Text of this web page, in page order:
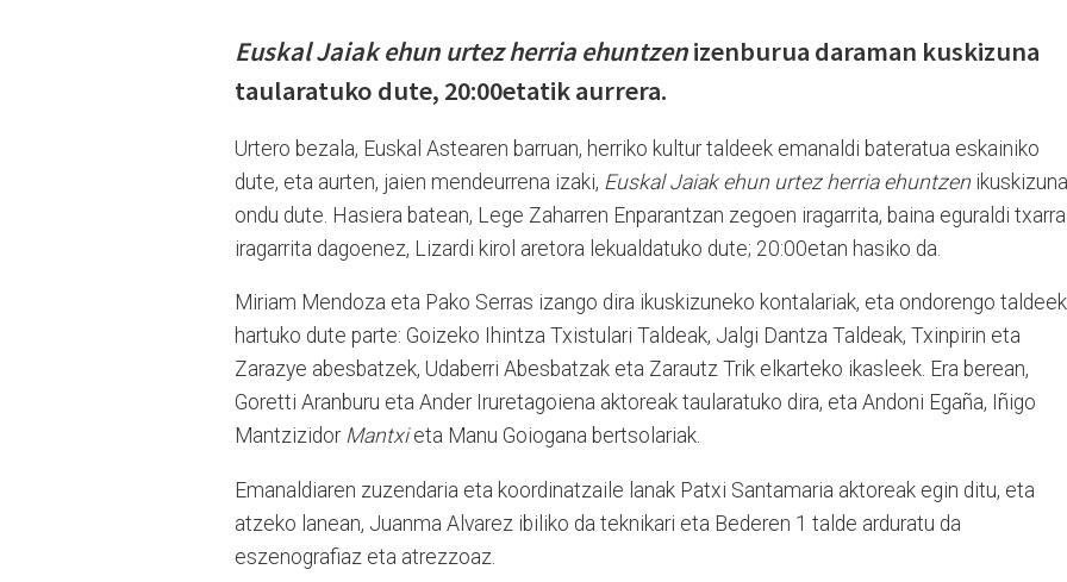
Euskal Jaiak ehun urtez herria ehuntzenizenburua daraman kuskizuna
taularatuko dute, 20:00etatik aurrera.
Urtero bezala, Euskal Astearen barruan, herriko kultur taldeek emanaldi bateratua eskainiko
dute, eta aurten, jaien mendeurrena izaki, Euskal Jaiak ehun urtez herria ehuntzen ikuskizuna
ondu dute. Hasiera batean, Lege Zaharren Enparantzan zegoen iragarrita, baina eguraldi txarra
iragarrita dagoenez, Lizardi kirol aretora lekualdatuko dute; 20:00etan hasiko da.
Miriam Mendoza eta Pako Serras izango dira ikuskizuneko kontalariak, eta ondorengo taldeek
hartuko dute parte: Goizeko Ihintza Txistulari Taldeak, Jalgi Dantza Taldeak, Txinpirin eta
Zarazye abesbatzek, Udaberri Abesbatzak eta Zarautz Trik elkarteko ikasleek. Era berean,
Goretti Aranburu eta Ander Iruretagoiena aktoreak taularatuko dira, eta Andoni Egaña, Iñigo
Mantzizidor Mantxieta Manu Goiogana bertsolariak.
Emanaldiaren zuzendaria eta koordinatzaile lanak Patxi Santamaria aktoreak egin ditu, eta
atzeko lanean, Juanma Alvarez ibiliko da teknikari eta Bederen 1 talde arduratu da
eszenografiaz eta atrezzoaz.